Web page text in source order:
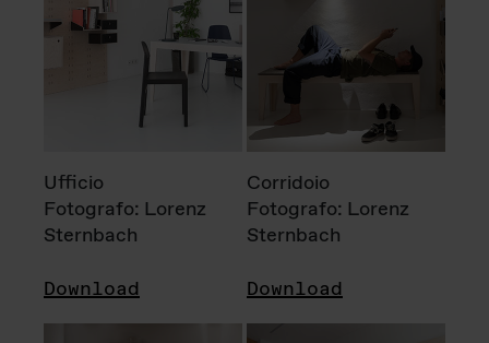
Ufficio
Fotografo: Lorenz
Sternbach
Download
Corridoio
Fotografo: Lorenz
Sternbach
Download